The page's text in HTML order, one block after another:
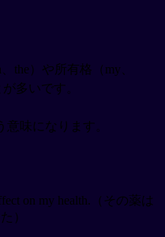
the）や所有格（my、
多いです。
意味になります。
on my health.（その薬は
）